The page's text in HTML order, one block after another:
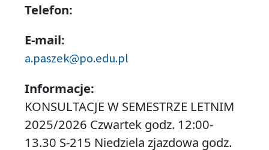
Telefon:
E-mail:
a.paszek@po.edu.pl
Informacje:
KONSULTACJE W SEMESTRZE LETNIM
2025/2026 Czwartek godz. 12:00-
13.30 S-215 Niedziela zjazdowa godz.